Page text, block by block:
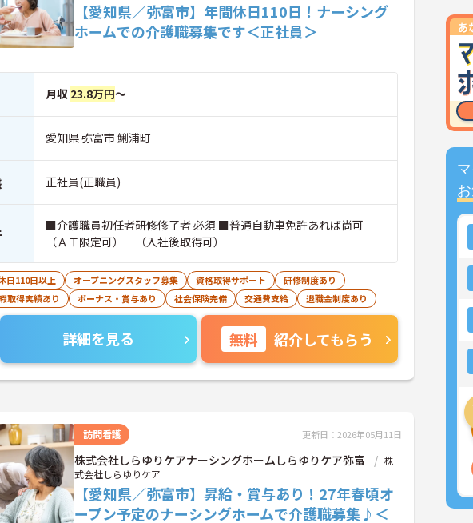
【愛知県／弥富市】年間休日110日！ナーシング
ホームでの介護職募集です＜正社員＞
月収 23.8万円～
愛知県 弥富市 鯏浦町
正社員(正職員)
■介護職員初任者研修修了者 必須 ■普通自動車免許あれば尚可
（ＡＴ限定可） （入社後取得可）
日110日以上 オープニングスタッフ募集 資格取得サポート
研修制度あり
取得実績あり
ボーナス・賞与あり 社会保険完備 交通費支給 退職金制度あり
詳細を見る 無料 紹介してもらう
訪問看護 更新日：2026年05月11日
株式会社しらゆりケアナーシングホームしらゆりケア弥富
株
式会社しらゆりケア
【愛知県／弥富市】昇給・賞与あり！27年春頃オ
ープン予定のナーシングホームで介護職募集♪＜